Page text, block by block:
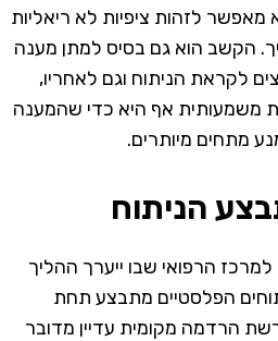
לזהות ציפיות לא ריאליות
הקשב הוא גם בסיס למתן מענה
לקראת הניתוח וגם לאחריו,
משמעותית אף היא כדי שהמענה
מתחים מיותרים.
הניתוח
גם למרכז הרפואי שבו ייערך ההליך
הפלסטיים מתבצע תחת
הרדמה מקומית עדיין מדובר